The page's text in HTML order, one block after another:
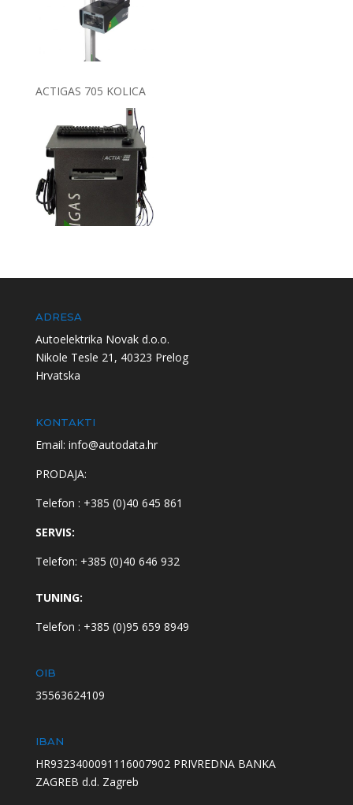
ACTIGAS 705 KOLICA
ADRESA
Autoelektrika Novak d.o.o.
Nikole Tesle 21, 40323 Prelog
Hrvatska
KONTAKTI
Email: info@autodata.hr
PRODAJA:
Telefon : +385 (0)40 645 861
SERVIS:
Telefon: +385 (0)40 646 932
TUNING:
Telefon : +385 (0)95 659 8949
OIB
35563624109
IBAN
HR9323400091116007902 PRIVREDNA BANKA
ZAGREB d.d. Zagreb